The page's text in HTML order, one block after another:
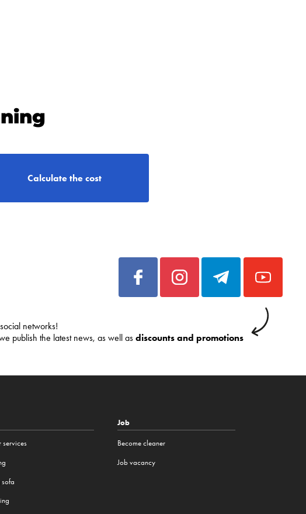
Calculate the cost
networks!
publish the latest news, as well as discounts and promotions
services
Job
Become cleaner
Job vacancy